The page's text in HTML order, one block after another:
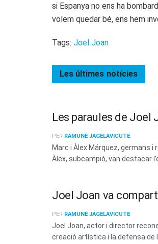
si Espanya no ens ha
volem quedar bé, ens hem
Tags: Joel Joan
Les últimes notícies
Les paraules de Joel
PER RAMUNÉ JAGELAVICUTE
Marc i Àlex Márquez, germans
Àlex, subcampió, van destacar
Joel Joan va
PER RAMUNÉ JAGELAVICUTE
Joel Joan, actor i director
creació artística i la defensa de